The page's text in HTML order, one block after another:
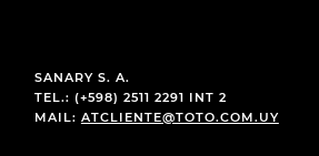
SANARY S. A.
TEL.: (+598) 2511 2291 INT 2
MAIL: ATCLIENTE@TOTO.COM.UY